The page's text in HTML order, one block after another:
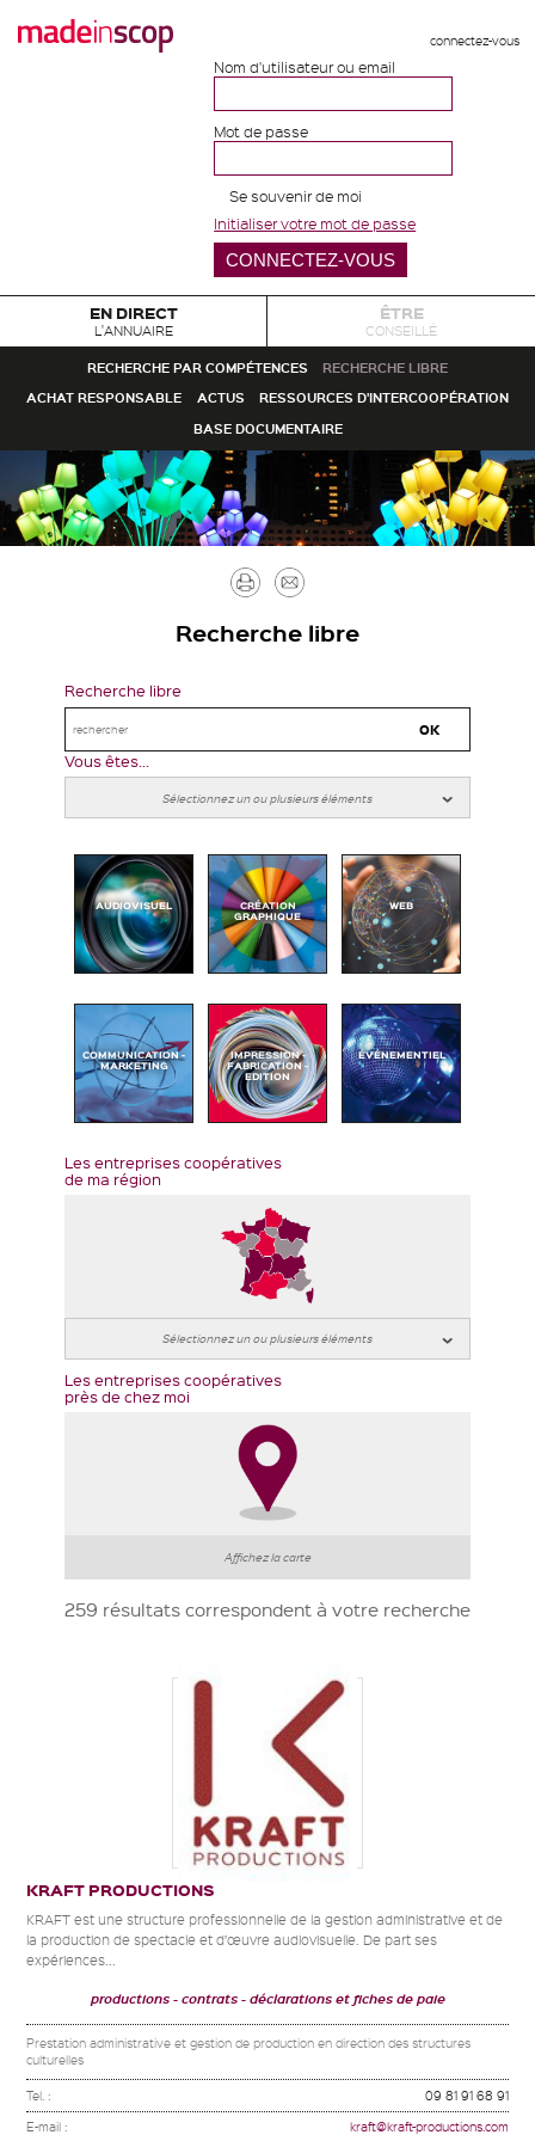
connectez-vous
Nom d'utilisateur ou email
Mot de passe
Se souvenir de moi
Initialiser votre mot de passe
EN DIRECT
L'ANNUAIRE
ÊTRE
CONSEILLÉ
RECHERCHE PAR COMPÉTENCES
RECHERCHE LIBRE
ACHAT RESPONSABLE
ACTUS
RESSOURCES D'INTERCOOPÉRATION
BASE DOCUMENTAIRE
Imprimer
Recherche libre
Recherche libre
Vous êtes...
AUDIOVISUEL CRÉATION
GRAPHIQUE
WEB
COMMUNICATION -
MARKETING
IMPRESSION -
FABRICATION -
EDITION
ÉVÉNEMENTIEL
Les entreprises coopératives
de ma région
Les entreprises coopératives
près de chez moi
Affichez la carte
259 résultats correspondent à votre recherche
KRAFT PRODUCTIONS
KRAFT est une structure professionnelle de la gestion administrative et de
la production de spectacle et d’œuvre audiovisuelle. De part ses
expériences...
productions contrats déclarations et fiches de paie
Prestation administrative et gestion de production en direction des structures
culturelles
Tel. : 09 81 91 68 91
E-mail : kraft@kraft-productions.com